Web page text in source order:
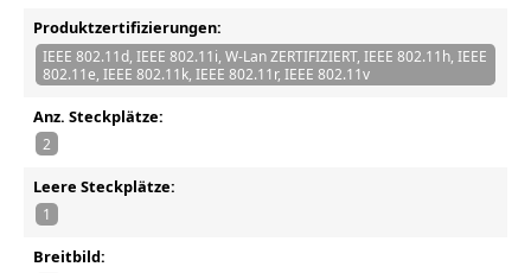
Produktzertifizierungen:
IEEE 802.11d, IEEE 802.11i, W-Lan ZERTIFIZIERT, IEEE 802.11h, IEEE
802.11e, IEEE 802.11k, IEEE 802.11r, IEEE 802.11v
Anz. Steckplätze:
2
Leere Steckplätze:
1
Breitbild: